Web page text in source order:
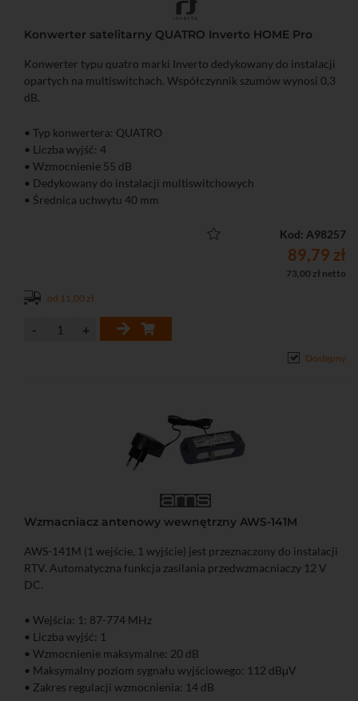
Konwerter satelitarny QUATRO Inverto HOME Pro
Konwerter typu quatro marki Inverto dedykowany do instalacji
opartych na multiswitchach. Współczynnik szumów wynosi 0,3
dB.
• Typ konwertera: QUATRO
• Liczba wyjść: 4
• Wzmocnienie 55 dB
• Dedykowany do instalacji multiswitchowych
• Średnica uchwytu 40 mm
Kod: A98257
89,79 zł
73,00 zł netto
od 11,00 zł
Dostępny
Wzmacniacz antenowy wewnętrzny AWS-141M
AWS-141M (1 wejście, 1 wyjście) jest przeznaczony do instalacji
RTV. Automatyczna funkcja zasilania przedwzmacniaczy 12 V
DC.
• Wejścia: 1: 87-774 MHz
• Liczba wyjść: 1
• Wzmocnienie maksymalne: 20 dB
• Maksymalny poziom sygnału wyjściowego: 112 dBμV
• Zakres regulacji wzmocnienia: 14 dB